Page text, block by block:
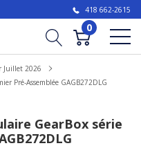
418 662-2615
0
Juillet 2026
Pré-Assemblée GAGB272DLG
GearBox série